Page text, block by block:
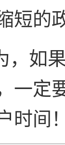
短的
，如
一定
时间